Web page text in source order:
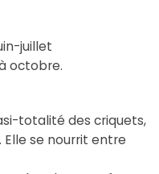
juillet
octobre.
totalité des criquets,
se nourrit entre